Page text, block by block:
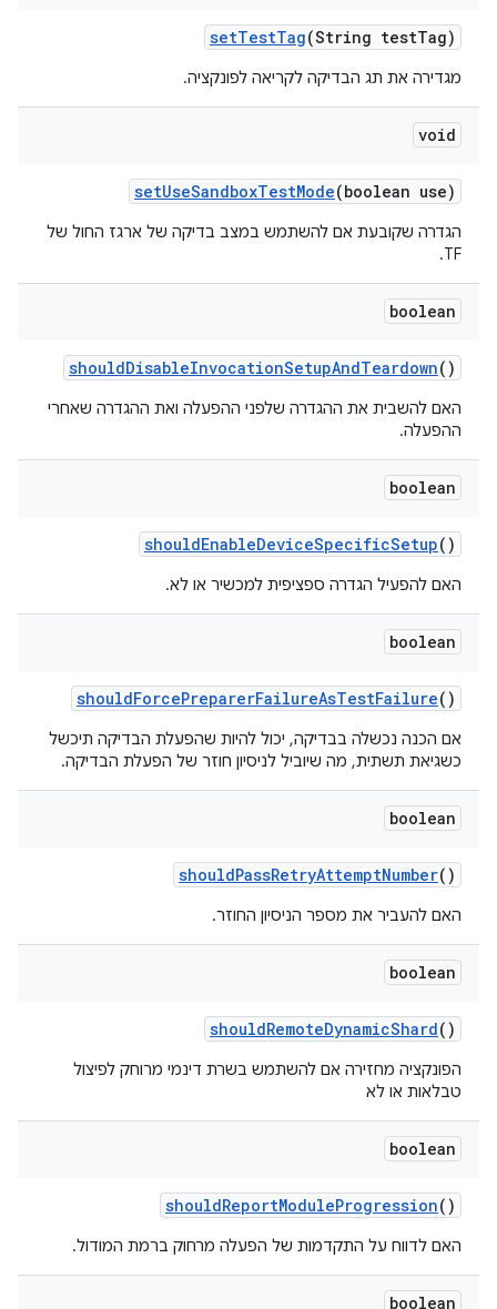
setTestTag(String testTag)
מגדירה את תג הבדיקה לקריאה לפונקציה.
void
setUseSandboxTestMode(boolean use)
הגדרה שקובעת אם להשתמש במצב בדיקה של ארגז החול של
TF.
boolean
shouldDisableInvocationSetupAndTeardown()
האם להשבית את ההגדרה שלפני ההפעלה ואת ההגדרה שאחרי
ההפעלה.
boolean
shouldEnableDeviceSpecificSetup()
האם להפעיל הגדרה ספציפית למכשיר או לא.
boolean
shouldForcePreparerFailureAsTestFailure()
אם הכנה נכשלה בבדיקה, יכול להיות שהפעלת הבדיקה תיכשל
כשגיאת תשתית, מה שיוביל לניסיון חוזר של הפעלת הבדיקה.
boolean
shouldPassRetryAttemptNumber()
האם להעביר את מספר הניסיון החוזר.
boolean
shouldRemoteDynamicShard()
הפונקציה מחזירה אם להשתמש בשרת דינמי מרוחק לפיצול
טבלאות או לא
boolean
shouldReportModuleProgression()
האם לדווח על התקדמות של הפעלה מרחוק ברמת המודול.
boolean